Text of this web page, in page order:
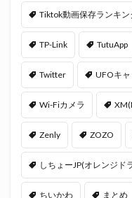
Tiktok動画保存ランキン
TP-Link TutuApp
Twitter UFOキ
Wi-Fiカメラ
Zenly ZOZO
しちょーJP(オレンジド
ちいかわ まとめ